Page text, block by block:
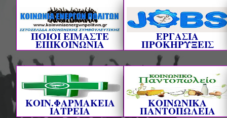
ΠΟΙΟΙ ΕΙΜΑΣΤΕ
ΕΠΙΚΟΙΝΩΝΙΑ
ΕΡΓΑΣΙΑ
ΠΡΟΚΗΡΥΞΕΙΣ
ΚΟΙΝ.ΦΑΡΜΑΚΕΙΑ
ΙΑΤΡΕΙΑ
ΚΟΙΝΩΝΙΚΑ
ΠΑΝΤΟΠΩΛΕΙΑ